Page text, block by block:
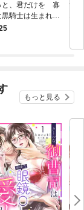
と、君だけを 寡
黒騎士は生まれ変
の元王女を今度こ
ず
な
もっと見る